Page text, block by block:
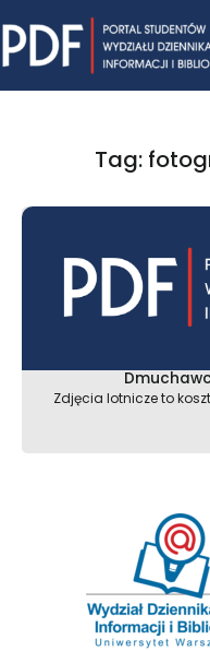
to
content
Tag:
Zdjęcia lotnicze to